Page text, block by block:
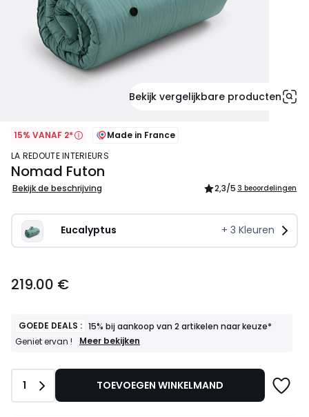
Bekijk vergelijkbare producten
15% VANAF 2*
Made in France
LA REDOUTE INTERIEURS
Nomad Futon
Bekijk de beschrijving 2,3/5 3 beoordelingen
Eucalyptus + 3 Kleuren
€.
219.00 €
GOEDE DEALS : 15% bij aankoop van 2 artikelen naar keuze*
Geniet ervan !
GOEDE
Meer bekijken
Aantal
1 TOEVOEGEN WINKELMAND